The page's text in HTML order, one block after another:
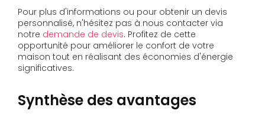
Pour plus d'informations ou pour obtenir un devis
personnalisé, n'hésitez pas à nous contacter via
notre demande de devis. Profitez de cette
opportunité pour améliorer le confort de votre
maison tout en réalisant des économies d'énergie
significatives.
Synthèse des avantages